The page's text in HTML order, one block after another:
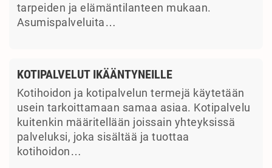
tarpeiden ja elämäntilanteen mukaan.
Asumispalveluita…
KOTIPALVELUT IKÄÄNTYNEILLE
Kotihoidon ja kotipalvelun termejä käytetään
usein tarkoittamaan samaa asiaa. Kotipalvelu
kuitenkin määritellään joissain yhteyksissä
palveluksi, joka sisältää ja tuottaa
kotihoidon…